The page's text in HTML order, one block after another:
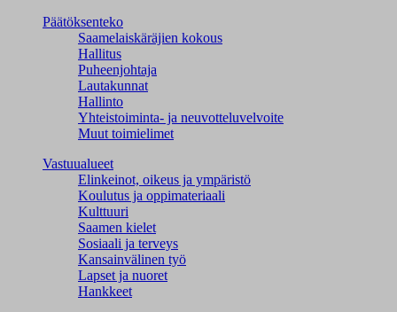
Päätöksenteko
Saamelaiskäräjien kokous
Hallitus
Puheenjohtaja
Lautakunnat
Hallinto
Yhteistoiminta- ja neuvotteluvelvoite
Muut toimielimet
Vastuualueet
Elinkeinot, oikeus ja ympäristö
Koulutus ja oppimateriaali
Kulttuuri
Saamen kielet
Sosiaali ja terveys
Kansainvälinen työ
Lapset ja nuoret
Hankkeet